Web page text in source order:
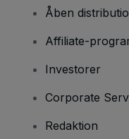
Åben
Affiliate-
Investorer
Corporate
Redaktion